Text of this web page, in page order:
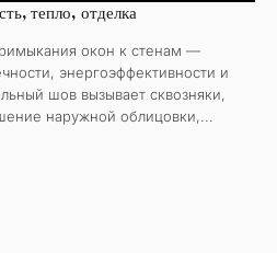
тепло, отделка
окон к стенам —
энергоэффективности и
шов вызывает сквозняки,
наружной облицовки,...